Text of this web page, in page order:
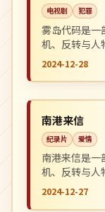
电视剧 犯罪
雾岛代码是一
机、反转与人
观看。
2024-12-28
中国
南港来信
纪录片 爱情
南港来信是一
机、反转与人
观看。
2024-12-27